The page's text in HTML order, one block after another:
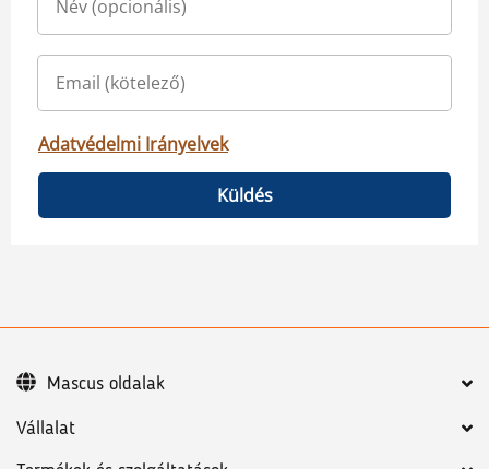
Adatvédelmi Irányelvek
Küldés
Vállalat
Mascus oldalak